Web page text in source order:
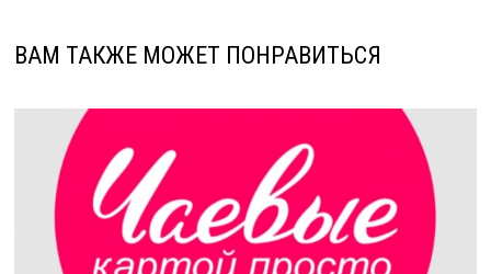
ВАМ ТАКЖЕ МОЖЕТ ПОНРАВИТЬСЯ